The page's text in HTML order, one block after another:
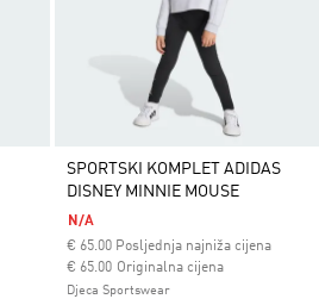
SPORTSKI KOMPLET ADIDAS
DISNEY MINNIE MOUSE
N/A
€ 65.00 Posljednja najniža cijena
Originalna cijena
Cijena umanjena od
€ 65.00za
Djeca Sportswear